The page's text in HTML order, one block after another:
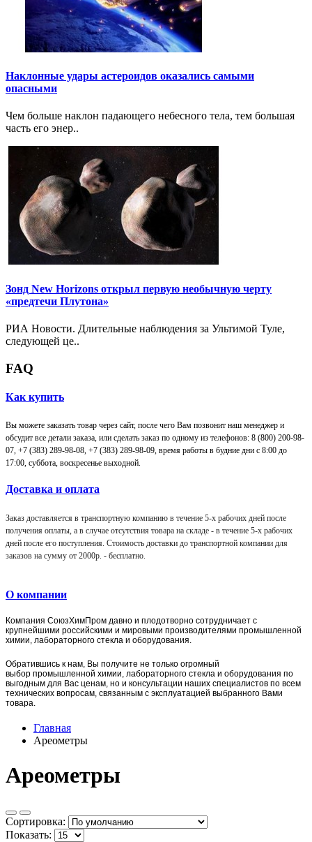
Наклонные удары астероидов оказались самыми
опасными
Чем больше наклон падающего небесного тела, тем большая
часть его энер..
Зонд New Horizons открыл первую необычную черту
«предтечи Плутона»
РИА Новости. Длительные наблюдения за Ультимой Туле,
следующей це..
FAQ
Как купить
Вы можете заказать товар через сайт, после чего Вам позвонит наш менеджер и
обсудит все детали заказа, или сделать заказ по одному из телефонов: 8 (800) 200-98-
07, +7 (383) 289-98-08, +7 (383) 289-98-09, время работы в будние дни с 8:00 до
17:00, суббота, воскресенье выходной.
Доставка и оплата
Заказ доставляется в транспортную компанию в течение 5-х рабочих дней после
получения оплаты, а в случае отсутствия товара на складе - в течение 5-х рабочих
дней после его поступления. Стоимость доставки до транспортной компании для
заказов на сумму от 2000р. - бесплатно
О компании
Компания СоюзХимПром давно и плодотворно сотрудничает с
крупнейшими российскими и мировыми производителями промышленной
химии, лабораторного стекла и оборудования.
Обратившись к нам, Вы получите не только огромный
выбор промышленной химии, лабораторного стекла и оборудования по
выгодным для Вас ценам, но и консультации наших специалистов по всем
технических вопросам, связанным с эксплуатацией выбранного Вами
товара.
Главная
Ареометры
Ареометры
Сортировка:
Показать: